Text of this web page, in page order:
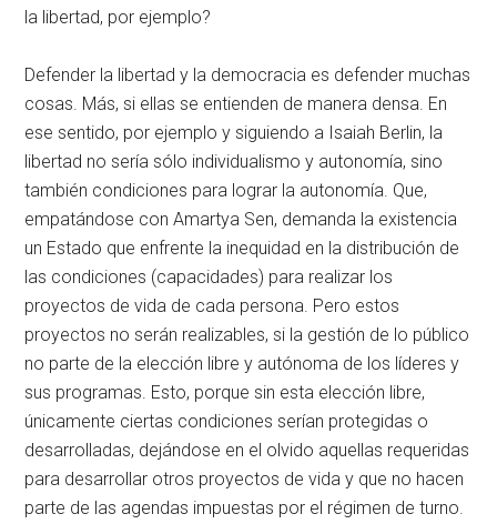
la libertad, por ejemplo?
Defender la libertad y la democracia es defender muchas
cosas. Más, si ellas se entienden de manera densa. En
ese sentido, por ejemplo y siguiendo a Isaiah Berlin, la
libertad no sería sólo individualismo y autonomía, sino
también condiciones para lograr la autonomía. Que,
empatándose con Amartya Sen, demanda la existencia
un Estado que enfrente la inequidad en la distribución de
las condiciones (capacidades) para realizar los
proyectos de vida de cada persona. Pero estos
proyectos no serán realizables, si la gestión de lo público
no parte de la elección libre y autónoma de los líderes y
sus programas. Esto, porque sin esta elección libre,
únicamente ciertas condiciones serían protegidas o
desarrolladas, dejándose en el olvido aquellas requeridas
para desarrollar otros proyectos de vida y que no hacen
parte de las agendas impuestas por el régimen de turno.